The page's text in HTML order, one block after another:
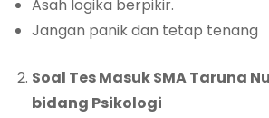
Asah logika berpikir.
Jangan panik dan tetap tenang
Soal Tes Masuk SMA Taruna
bidang Psikologi